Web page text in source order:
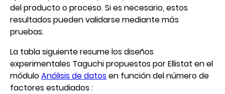
del producto o proceso. Si es necesario, estos
resultados pueden validarse mediante más
pruebas.
La tabla siguiente resume los diseños
experimentales Taguchi propuestos por Ellistat en el
móduloAnálisis de datosen función del número de
factores estudiados :